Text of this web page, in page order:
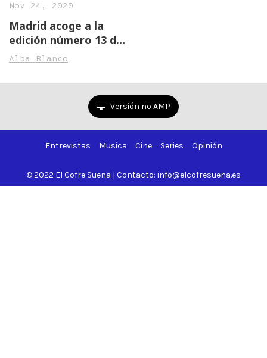
Nov 24, 2020
Madrid acoge a la
edición número 13 del
Festival de Cine
Alba Blanco
Versión no AMP
Entrevistas Musica Cine Series Opinión
© 2022 El Cofre Suena | Contacto: info@elcofresuena.es